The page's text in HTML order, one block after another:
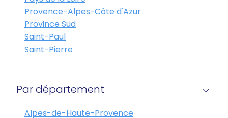
Provence-Alpes-Côte d'Azur
Province Sud
Saint-Paul
Saint-Pierre
Par département
Alpes-de-Haute-Provence